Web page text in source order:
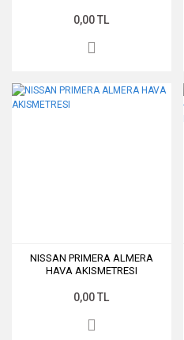
0,00 TL
NISSAN PRIMERA ALMERA
HAVA AKISMETRESI
0,00 TL